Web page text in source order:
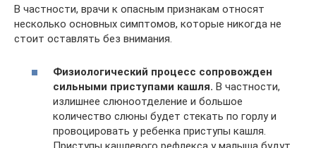
В частности, врачи к опасным признакам относят
несколько основных симптомов, которые никогда не
стоит оставлять без внимания.
Физиологический процесс сопровожден
сильными приступами кашля. В частности,
излишнее слюноотделение и большое
количество слюны будет стекать по горлу и
провоцировать у ребенка приступы кашля.